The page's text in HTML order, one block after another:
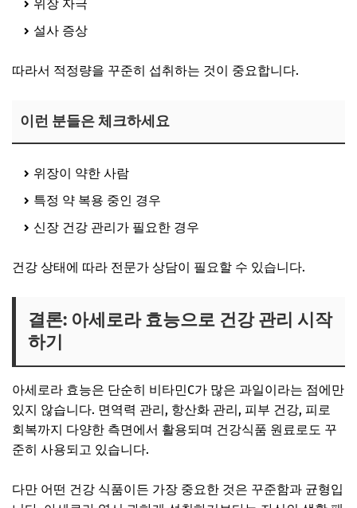
위장 자극
설사 증상
따라서 적정량을 꾸준히 섭취하는 것이 중요합니다.
이런 분들은 체크하세요
위장이 약한 사람
특정 약 복용 중인 경우
신장 건강 관리가 필요한 경우
건강 상태에 따라 전문가 상담이 필요할 수 있습니다.
결론: 아세로라 효능으로 건강 관리 시작
하기
아세로라 효능은 단순히 비타민C가 많은 과일이라는 점에만
있지 않습니다. 면역력 관리, 항산화 관리, 피부 건강, 피로
회복까지 다양한 측면에서 활용되며 건강식품 원료로도 꾸
준히 사용되고 있습니다.
다만 어떤 건강 식품이든 가장 중요한 것은 꾸준함과 균형입